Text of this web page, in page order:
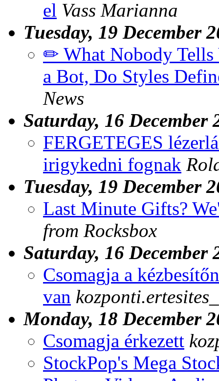
el Vass Marianna
Tuesday, 19 December
✏ What Nobody
a Bot, Do Styles
News
Saturday, 16 December
FERGETEGES
irigykedni fognak
Tuesday, 19 December
Last Minute Gifts?
from Rocksbox
Saturday, 16 December
Csomagja a
van
Monday, 18 December
Csomagja érkezett
StockPop's Mega